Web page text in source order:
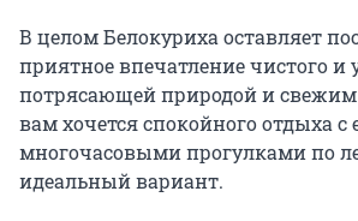
В целом Белокуриха оставляет
приятное впечатление чистого и
потрясающей природой и свежим
вам хочется спокойного отдыха
многочасовыми прогулками по
идеальный вариант.